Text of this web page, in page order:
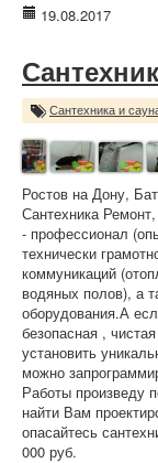
19.08.2017
Сантехника и
Ростов на Дону,
Сантехника
- профессионал
технически
коммуникаций
водяных полов), а
оборудования.А
безопасная ,
установить
можно
Работы произведу
найти Вам
опасайтесь
000 руб.